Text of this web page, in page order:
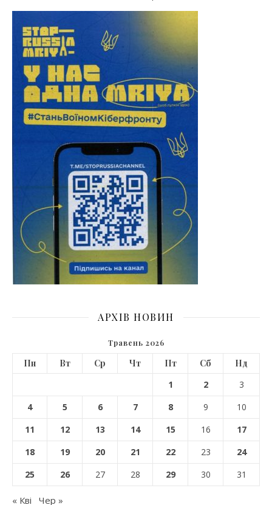
АРХІВ НОВИН
Травень 2026
Пн Вт Ср Чт Пт Сб
Нд
1
2
3
4
5 6 7 8 9
10
11
12 13 14 15 16
17
18
19 20 21 22 23
24
25
26 27 28 29 30 31
« Кві Чер »